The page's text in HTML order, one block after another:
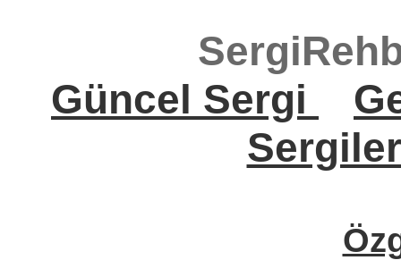
Güncel Sergi